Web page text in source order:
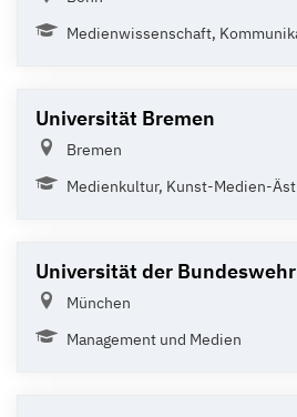
Medienwissenschaft,
Universität Bremen
Bremen
Medienkultur, Kunst-Medien-
Universität der
München
Management und Medien